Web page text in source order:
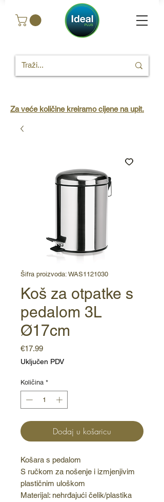
Za veće količine kreiramo cijene na upit.
Šifra proizvoda: WAS1121030
Koš za otpatke s
pedalom 3L
Ø17cm
€17.99Cijena
Uključen PDV
Količina *
Dodaj u košaricu
Košara s pedalom
S ručkom za nošenje i izmjenjivim
plastičnim uloškom
Materijal: nehrđajući čelik/plastika